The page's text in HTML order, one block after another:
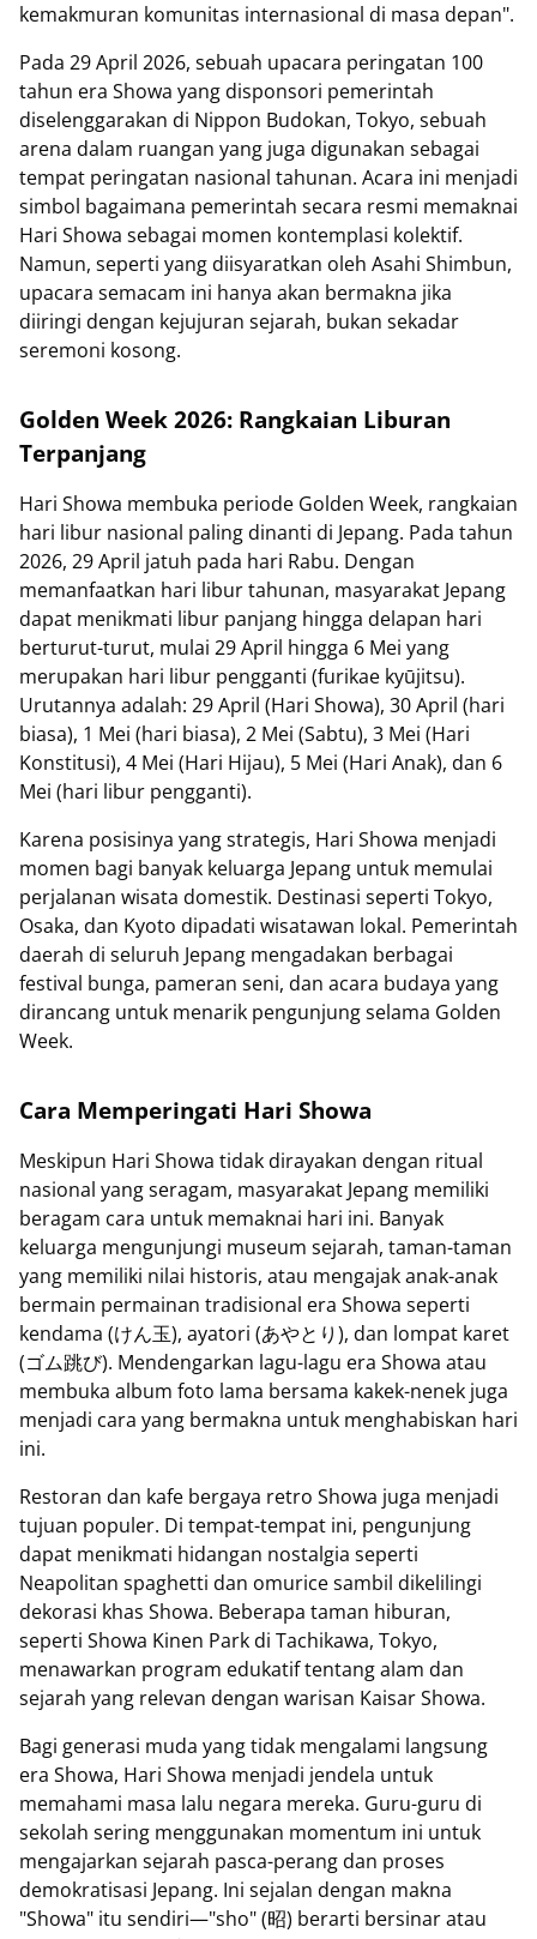
kemakmuran komunitas internasional di masa depan".
Pada 29 April 2026, sebuah upacara peringatan 100
tahun era Showa yang disponsori pemerintah
diselenggarakan di Nippon Budokan, Tokyo, sebuah
arena dalam ruangan yang juga digunakan sebagai
tempat peringatan nasional tahunan. Acara ini menjadi
simbol bagaimana pemerintah secara resmi memaknai
Hari Showa sebagai momen kontemplasi kolektif.
Namun, seperti yang diisyaratkan oleh Asahi Shimbun,
upacara semacam ini hanya akan bermakna jika
diiringi dengan kejujuran sejarah, bukan sekadar
seremoni kosong.
Golden Week 2026: Rangkaian Liburan
Terpanjang
Hari Showa membuka periode Golden Week, rangkaian
hari libur nasional paling dinanti di Jepang. Pada tahun
2026, 29 April jatuh pada hari Rabu. Dengan
memanfaatkan hari libur tahunan, masyarakat Jepang
dapat menikmati libur panjang hingga delapan hari
berturut-turut, mulai 29 April hingga 6 Mei yang
merupakan hari libur pengganti (furikae kyūjitsu).
Urutannya adalah: 29 April (Hari Showa), 30 April (hari
biasa), 1 Mei (hari biasa), 2 Mei (Sabtu), 3 Mei (Hari
Konstitusi), 4 Mei (Hari Hijau), 5 Mei (Hari Anak), dan 6
Mei (hari libur pengganti).
Karena posisinya yang strategis, Hari Showa menjadi
momen bagi banyak keluarga Jepang untuk memulai
perjalanan wisata domestik. Destinasi seperti Tokyo,
Osaka, dan Kyoto dipadati wisatawan lokal. Pemerintah
daerah di seluruh Jepang mengadakan berbagai
festival bunga, pameran seni, dan acara budaya yang
dirancang untuk menarik pengunjung selama Golden
Week.
Cara Memperingati Hari Showa
Meskipun Hari Showa tidak dirayakan dengan ritual
nasional yang seragam, masyarakat Jepang memiliki
beragam cara untuk memaknai hari ini. Banyak
keluarga mengunjungi museum sejarah, taman-taman
yang memiliki nilai historis, atau mengajak anak-anak
bermain permainan tradisional era Showa seperti
kendama (けん玉), ayatori (あやとり), dan lompat karet
(ゴム跳び). Mendengarkan lagu-lagu era Showa atau
membuka album foto lama bersama kakek-nenek juga
menjadi cara yang bermakna untuk menghabiskan hari
ini.
Restoran dan kafe bergaya retro Showa juga menjadi
tujuan populer. Di tempat-tempat ini, pengunjung
dapat menikmati hidangan nostalgia seperti
Neapolitan spaghetti dan omurice sambil dikelilingi
dekorasi khas Showa. Beberapa taman hiburan,
seperti Showa Kinen Park di Tachikawa, Tokyo,
menawarkan program edukatif tentang alam dan
sejarah yang relevan dengan warisan Kaisar Showa.
Bagi generasi muda yang tidak mengalami langsung
era Showa, Hari Showa menjadi jendela untuk
memahami masa lalu negara mereka. Guru-guru di
sekolah sering menggunakan momentum ini untuk
mengajarkan sejarah pasca-perang dan proses
demokratisasi Jepang. Ini sejalan dengan makna
"Showa" itu sendiri—"sho" (昭) berarti bersinar atau